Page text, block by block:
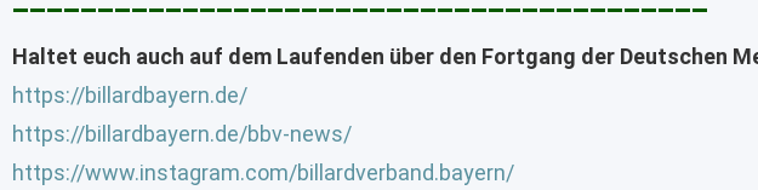
Haltet euch auch auf dem Laufenden über den Fortgang der Deutschen
https://billardbayern.de/
https://billardbayern.de/bbv-news/
https://www.instagram.com/billardverband.bayern/